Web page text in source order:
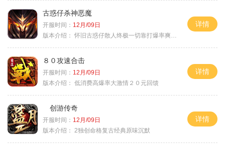
古惑仔杀神恶魔
开服时间： 12月/09日
版本介绍： 怀旧古惑仔散人终极一切靠打爆率爽翻天
详情
８０攻速合击
开服时间： 12月/09日
版本介绍： 低消费高爆率大激情２０元回馈
详情
创游传奇
开服时间： 12月/09日
版本介绍： 2独创命格复古经典原味沉默
详情